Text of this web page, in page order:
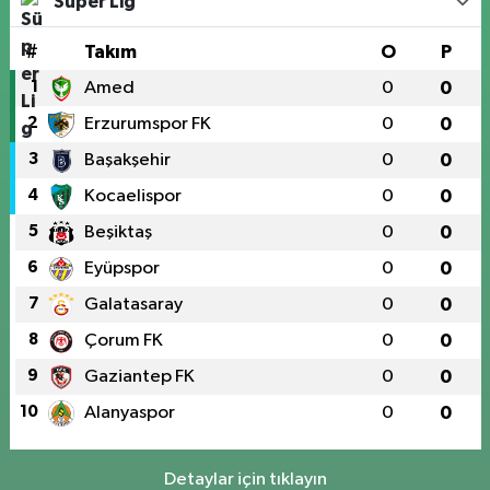
# Takım O P
1 Amed 0 0
2 Erzurumspor FK 0 0
3 Başakşehir 0 0
4 Kocaelispor 0 0
5 Beşiktaş 0 0
6 Eyüpspor 0 0
7 Galatasaray 0 0
8 Çorum FK 0 0
9 Gaziantep FK 0 0
10 Alanyaspor 0 0
Detaylar için tıklayın